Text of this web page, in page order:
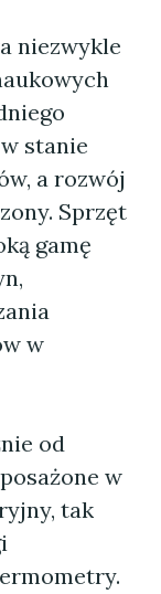
niezwykle
stanie
a rozwój
Sprzęt
gamę
w
od
w
tak